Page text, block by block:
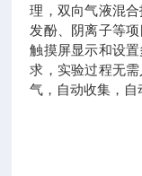
理，双向气液混
发酚、阴离子等
触摸屏显示和设
求，实验过程无
气，自动收集，自